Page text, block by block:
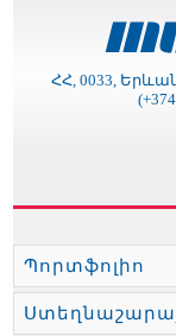
ՀՀ, 0033,
Պորտֆոլիո